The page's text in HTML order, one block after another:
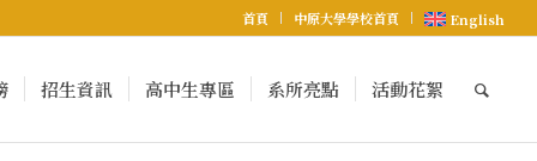
首頁 中原大學學校首頁 English
招生資訊 高中生專區 系所亮點 活動花絮